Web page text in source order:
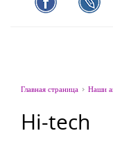
Главная страница Наши
Hi-tech